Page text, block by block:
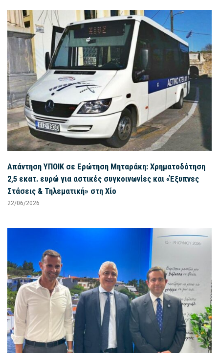
Απάντηση ΥΠΟΙΚ σε Ερώτηση Μηταράκη: Χρηματοδότηση
2,5 εκατ. ευρώ για αστικές συγκοινωνίες και «Έξυπνες
Στάσεις & Τηλεματική» στη Χίο
22/06/2026